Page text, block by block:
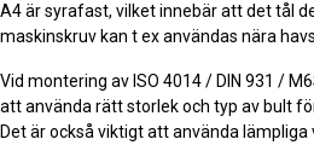
A4 är syrafast, vilket innebär att det tål
maskinskruv kan t ex användas nära
Vid montering av ISO 4014 / DIN 931 /
att använda rätt storlek och typ av bult
Det är också viktigt att använda